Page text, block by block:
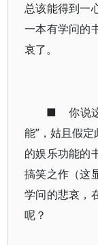
总该能得到一
一本有学问的
哀了。
■ 你说这
能”，姑且假
的娱乐功能的
搞笑之作（这
学问的悲哀，
呢？